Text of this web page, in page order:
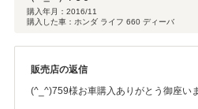
購入年月： 2016/11
購入した車：ホンダ ライフ 660 ディーバ
販売店の返信
(^_^)759様お車購入ありがとう御座い